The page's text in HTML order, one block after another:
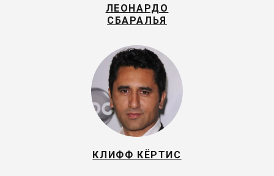
ЛЕОНАРДО
СБАРАЛЬЯ
КЛИФФ КЁРТИС